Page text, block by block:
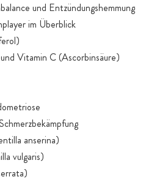
und Entzündungshemmung
im Überblick
Vitamin C (Ascorbinsäure)
anserina)
vulgaris)